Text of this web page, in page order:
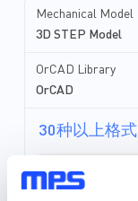
Mechanical Model
3D STEP Model
OrCAD Library
OrCAD
30种以上格式